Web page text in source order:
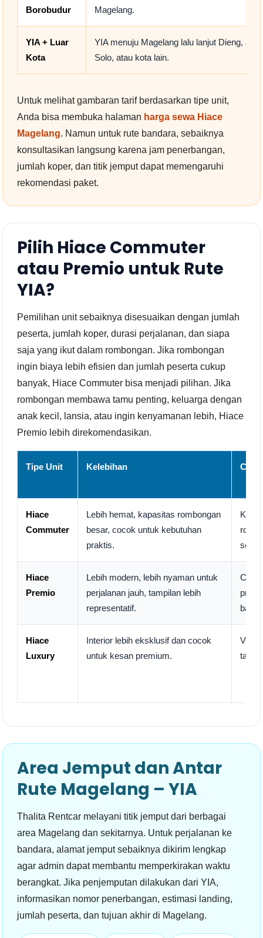
Borobudur
Magelang.
YIA + Luar
Kota
YIA menuju Magelang lalu lanjut Dieng,
Solo, atau kota lain.
Untuk melihat gambaran tarif berdasarkan tipe unit,
Anda bisa membuka halaman harga sewa Hiace
Magelang. Namun untuk rute bandara, sebaiknya
konsultasikan langsung karena jam penerbangan,
jumlah koper, dan titik jemput dapat memengaruhi
rekomendasi paket.
Pilih Hiace Commuter
atau Premio untuk Rute
YIA?
Pemilihan unit sebaiknya disesuaikan dengan jumlah
peserta, jumlah koper, durasi perjalanan, dan siapa
saja yang ikut dalam rombongan. Jika rombongan
ingin biaya lebih efisien dan jumlah peserta cukup
banyak, Hiace Commuter bisa menjadi pilihan. Jika
rombongan membawa tamu penting, keluarga dengan
anak kecil, lansia, atau ingin kenyamanan lebih, Hiace
Premio lebih direkomendasikan.
Tipe Unit Kelebihan
Hiace
Commuter
Lebih hemat, kapasitas rombongan
besar, cocok untuk kebutuhan
praktis.
Hiace
Premio
Lebih modern, lebih nyaman untuk
perjalanan jauh, tampilan lebih
representatif.
Hiace
Luxury
Interior lebih eksklusif dan cocok
untuk kesan premium.
VIP
tamu
Area Jemput dan Antar
Rute Magelang – YIA
Thalita Rentcar melayani titik jemput dari berbagai
area Magelang dan sekitarnya. Untuk perjalanan ke
bandara, alamat jemput sebaiknya dikirim lengkap
agar admin dapat membantu memperkirakan waktu
berangkat. Jika penjemputan dilakukan dari YIA,
informasikan nomor penerbangan, estimasi landing,
jumlah peserta, dan tujuan akhir di Magelang.